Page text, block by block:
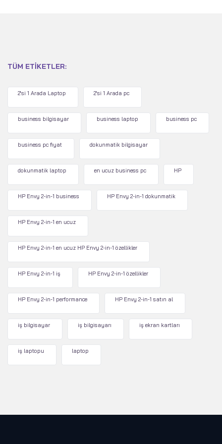
TÜM ETIKETLER:
2'si 1 Arada Laptop 2'si 1 Arada pc
business bilgisayar business laptop business pc
business pc fiyat dokunmatik bilgisayar
dokunmatik laptop en ucuz business pc HP
HP Envy 2-in-1 business HP Envy 2-in-1 dokunmatik
HP Envy 2-in-1 en ucuz
HP Envy 2-in-1 en ucuz HP Envy 2-in-1 özellikler
HP Envy 2-in-1 iş HP Envy 2-in-1 özellikler
HP Envy 2-in-1 performance HP Envy 2-in-1 satın al
iş bilgisayar iş bilgisayarı iş ekran kartları
iş laptopu laptop